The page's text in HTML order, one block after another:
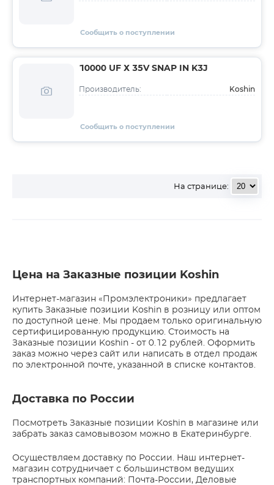
Сообщить о поступлении
10000 UF Х 35V SNAP IN K3J
Производитель: Koshin
Сообщить о поступлении
На странице:
Цена на Заказные позиции Koshin
Интернет-магазин «Промэлектроники» предлагает
купить Заказные позиции Koshin в розницу или оптом
по доступной цене. Мы продаем только оригинальную
сертифицированную продукцию. Стоимость на
Заказные позиции Koshin - от 0.12 рублей. Оформить
заказ можно через сайт или написать в отдел продаж
по электронной почте, указанной в списке контактов.
Доставка по России
Посмотреть Заказные позиции Koshin в магазине или
забрать заказ самовывозом можно в Екатеринбурге.
Осуществляем доставку по России. Наш интернет-
магазин сотрудничает с большинством ведущих
транспортных компаний: Почта-России, Деловые